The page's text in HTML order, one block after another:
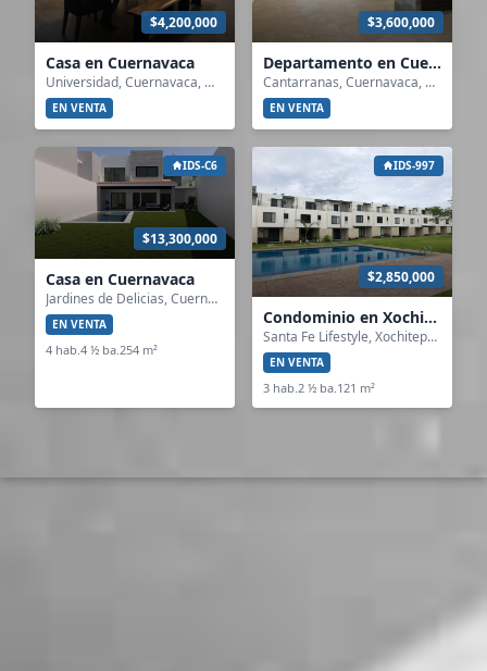
$4,200,000
Casa en Cuernavaca
Universidad, Cuernavaca, Morelos
EN VENTA
$3,600,000
Departamento en Cuernavaca
Cantarranas, Cuernavaca, Morelos
EN VENTA
IDS-C6
$13,300,000
Casa en Cuernavaca
Jardines de Delicias, Cuernavaca, Morelos
EN VENTA
4 hab.4 ½ ba.254 m²
IDS-997
$2,850,000
Condominio en Xochitepec
Santa Fe Lifestyle, Xochitepec, Morelos
EN VENTA
3 hab. 2 ½ ba. 121 m²